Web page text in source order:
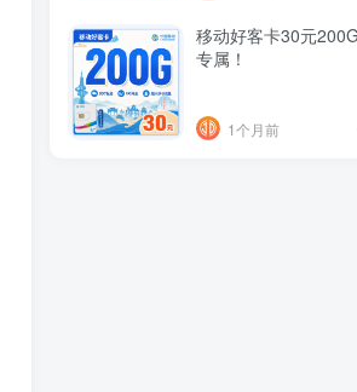
移动好客卡30元
专属！
1个月前